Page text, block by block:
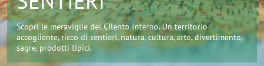
Scopri le meraviglie del Cilento interno. Un territorio
accogliente, ricco di sentieri, natura, cultura, arte, divertimento,
sagre, prodotti tipici.